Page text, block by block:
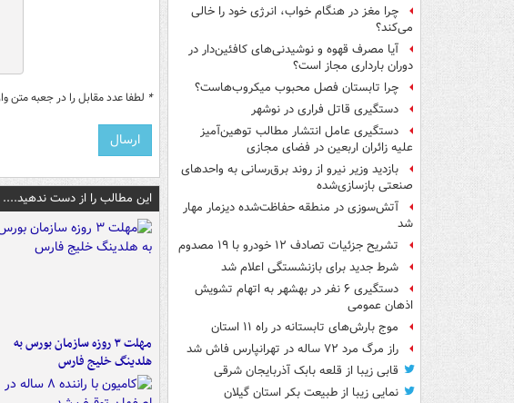
چرا مغز در هنگام خواب، انرژی خود را خالی
می‌کند؟
آیا مصرف قهوه و نوشیدنی‌های کافئین‌دار در
دوران بارداری مجاز است؟
چرا تابستان فصل محبوب میکروب‌هاست؟
دستگیری قاتل فراری در نوشهر
دستگیری عامل انتشار مطالب توهین‌آمیز
علیه زائران اربعین در فضای مجازی
بازدید وزیر نیرو از روند برق‌رسانی به واحدهای
صنعتی بازسازی‌شده
آتش‌سوزی در منطقه حفاظت‌شده دیزمار مهار
شد
تشریح جزئیات تصادف ۱۲ خودرو با ۱۹ مصدوم
شرط جدید برای بازنشستگی اعلام شد
دستگیری ۶ نفر در بهشهر به اتهام تشویش
اذهان عمومی
موج بارش‌های تابستانه در راه ۱۱ استان
راز مرگ مرد ۷۲ ساله در تهرانپارس فاش شد
قابی زیبا از قلعه بابک آذربایجان شرقی
نمایی زیبا از طبیعت بکر استان گیلان
* لطفا عدد مقابل را در جعبه متن
این مطالب را از دست ندهید....
مهلت ۳ روزه سازمان بورس به
هلدینگ خلیج فارس